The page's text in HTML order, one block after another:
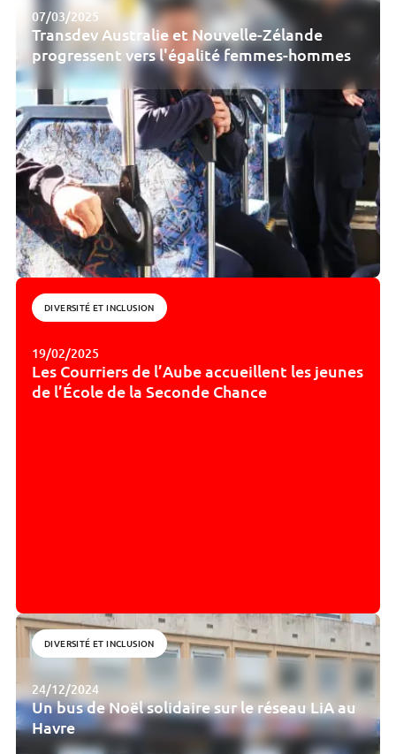
07/03/2025
Transdev Australie et Nouvelle-Zélande
progressent vers l'égalité femmes-hommes
DIVERSITÉ ET INCLUSION
19/02/2025
Les Courriers de l’Aube accueillent les jeunes
de l’École de la Seconde Chance
DIVERSITÉ ET INCLUSION
24/12/2024
Un bus de Noël solidaire sur le réseau LiA au
Havre